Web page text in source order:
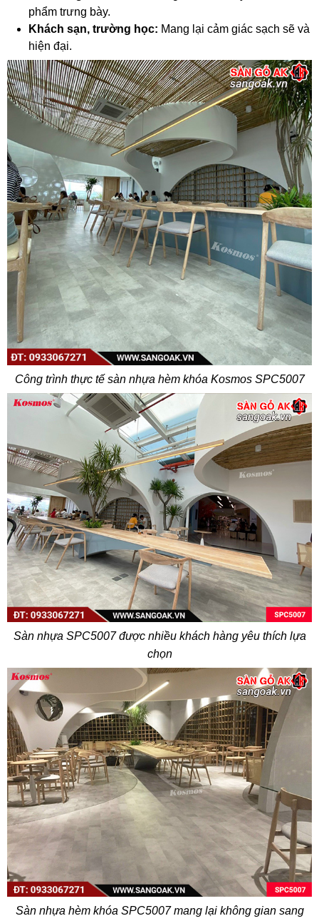
phẩm trưng bày.
Khách sạn, trường học: Mang lại cảm giác sạch sẽ và
hiện đại.
Công trình thực tế sàn nhựa hèm khóa Kosmos SPC5007
Sàn nhựa SPC5007 được nhiều khách hàng yêu thích lựa
chọn
Sàn nhựa hèm khóa SPC5007 mang lại không gian sang